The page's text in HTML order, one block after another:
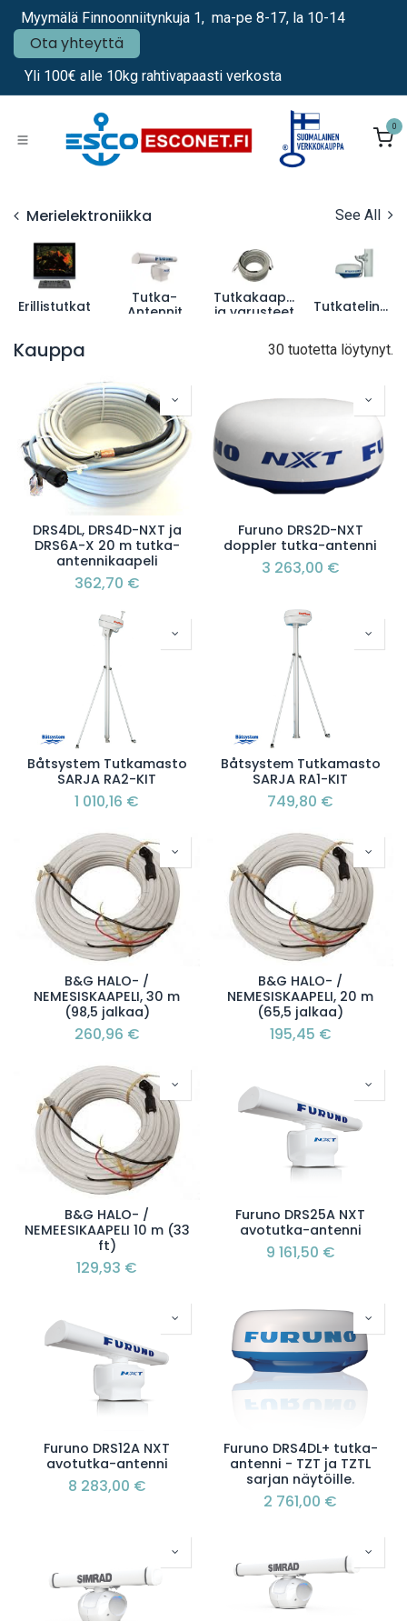
Siirry sisältöön
Myymälä Finnoonniitynkuja 1, ma-pe 8-17, la 10-14
Ota yhteyttä
Yli 100€ alle 10kg rahtivapaasti verkosta
0
Merielektroniikka See All
Erillistutkat
Tutka-
Antennit
Tutkakaapelit
ja varusteet
Tutkatelineet
Kauppa 30 tuotetta löytynyt.
DRS4DL, DRS4D-NXT ja
DRS6A-X 20 m tutka-
antennikaapeli
362,70 €
Furuno DRS2D-NXT
doppler tutka-antenni
3 263,00 €
Båtsystem Tutkamasto
SARJA RA2-KIT
1 010,16 €
Båtsystem Tutkamasto
SARJA RA1-KIT
749,80 €
B&G HALO- /
NEMESISKAAPELI, 30 m
(98,5 jalkaa)
260,96 €
B&G HALO- /
NEMESISKAAPELI, 20 m
(65,5 jalkaa)
195,45 €
B&G HALO- /
NEMEESIKAAPELI 10 m (33
ft)
129,93 €
Furuno DRS25A NXT
avotutka-antenni
9 161,50 €
Furuno DRS12A NXT
avotutka-antenni
8 283,00 €
Furuno DRS4DL+ tutka-
antenni - TZT ja TZTL
sarjan näytöille.
2 761,00 €